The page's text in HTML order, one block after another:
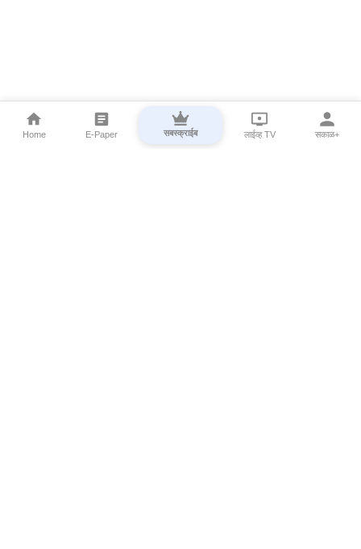
Home E-Paper सबस्क्राईब लाईव्ह TV सकाळ+